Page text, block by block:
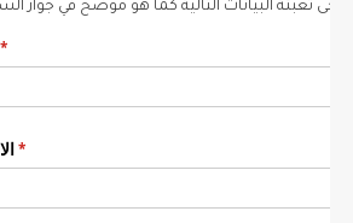
تعبئة البيانات التالية كما هو موضح في جواز السفر